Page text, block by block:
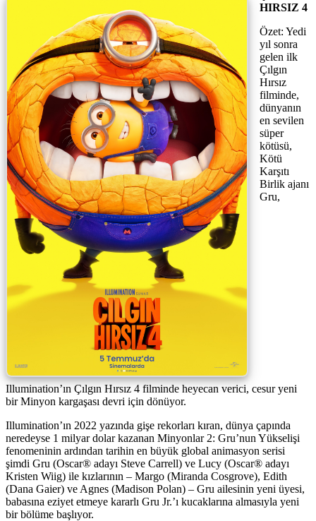
HIRSIZ 4
Özet: Yedi
yıl sonra
gelen ilk
Çılgın
Hırsız
filminde,
dünyanın
en sevilen
süper
kötüsü,
Kötü
Karşıtı
Birlik ajanı
Gru,
Illumination’ın Çılgın Hırsız 4 filminde heyecan verici, cesur yeni
bir Minyon kargaşası devri için dönüyor.
Illumination’ın 2022 yazında gişe rekorları kıran, dünya çapında
neredeyse 1 milyar dolar kazanan Minyonlar 2: Gru’nun Yükselişi
fenomeninin ardından tarihin en büyük global animasyon serisi
şimdi Gru (Oscar® adayı Steve Carrell) ve Lucy (Oscar® adayı
Kristen Wiig) ile kızlarının – Margo (Miranda Cosgrove), Edith
(Dana Gaier) ve Agnes (Madison Polan) – Gru ailesinin yeni üyesi,
babasına eziyet etmeye kararlı Gru Jr.’ı kucaklarına almasıyla yeni
bir bölüme başlıyor.